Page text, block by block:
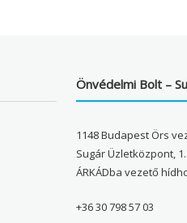
Önvédelmi Bolt –
1148 Budapest Örs
Sugár Üzletközpont,
ÁRKÁDba vezető
+36 30 798 57 03